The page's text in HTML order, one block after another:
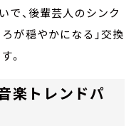
で、後輩芸人のシンク
が穏やかになる」交換
。
楽トレンドパ